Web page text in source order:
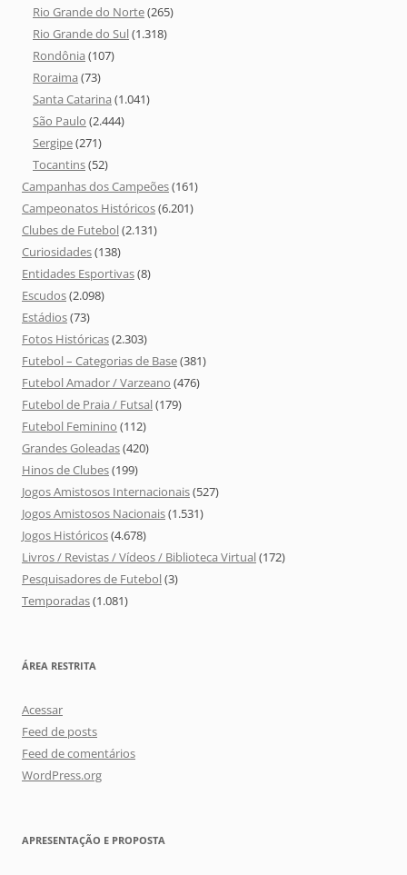
Rio Grande do Norte(265)
Rio Grande do Sul(1.318)
Rondônia (107)
Roraima (73)
Santa Catarina (1.041)
São Paulo (2.444)
Sergipe(271)
Tocantins(52)
Campanhas dos Campeões(161)
Campeonatos Históricos(6.201)
Clubes de Futebol(2.131)
Curiosidades(138)
Entidades Esportivas(8)
Escudos(2.098)
Estádios(73)
Fotos Históricas(2.303)
Futebol – Categorias de Base(381)
Futebol Amador / Varzeano (476)
Futebol de Praia / Futsal(179)
Futebol Feminino (112)
Grandes Goleadas(420)
Hinos de Clubes(199)
Jogos Amistosos Internacionais(527)
Jogos Amistosos Nacionais(1.531)
Jogos Históricos(4.678)
Livros / Revistas / Vídeos / Biblioteca Virtual(172)
Pesquisadores de Futebol(3)
Temporadas(1.081)
ÁREA RESTRITA
Acessar
Feed de posts
Feed de comentários
WordPress.org
APRESENTAÇÃO E PROPOSTA